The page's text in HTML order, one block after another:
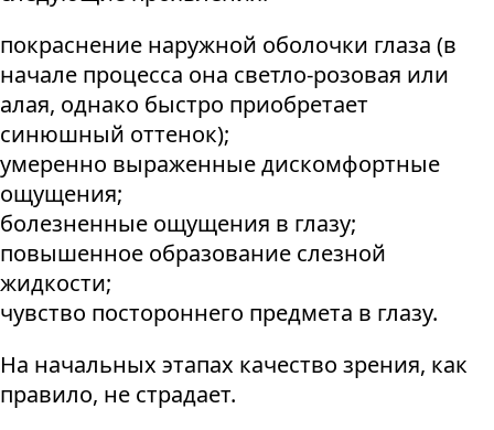
покраснение наружной оболочки глаза (в
начале процесса она светло-розовая или
алая, однако быстро приобретает
синюшный оттенок);
умеренно выраженные дискомфортные
ощущения;
болезненные ощущения в глазу;
повышенное образование слезной
жидкости;
чувство постороннего предмета в глазу.
На начальных этапах качество зрения, как
правило, не страдает.